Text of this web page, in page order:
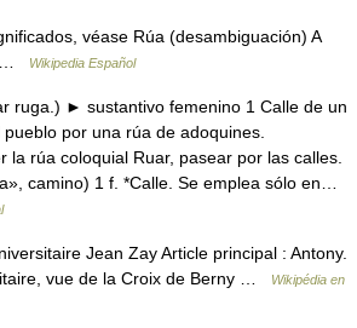
véase Rúa (desambiguación) A
…
Wikipedia Español
ruga.) ► sustantivo femenino 1 Calle de un
por una rúa de adoquines.
la rúa coloquial Ruar, pasear por las calles.
camino) 1 f. *Calle. Se emplea sólo en…
Jean Zay Article principal : Antony.
vue de la Croix de Berny …
Wikipédia en